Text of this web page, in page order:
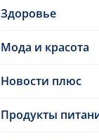
Здоровье
Мода и красота
Новости плюс
Продукты